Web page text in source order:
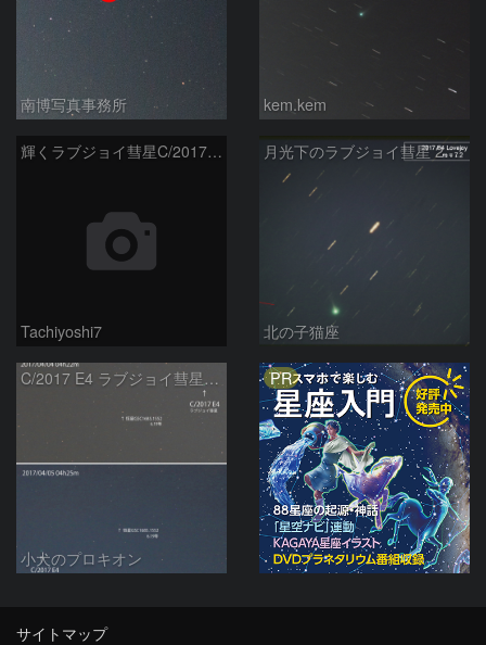
南博写真事務所 kem.kem
輝くラブジョイ彗星C/2017E4
Tachiyoshi7
月光下のラブジョイ彗星 2017E4 Lovejoy
北の子猫座
C/2017 E4 ラブジョイ彗星の動き
小犬のプロキオン
PR
サイトマップ